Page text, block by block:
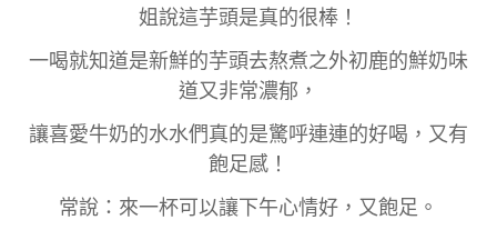
姐說這芋頭是真的很棒！
一喝就知道是新鮮的芋頭去熬煮之外初鹿的鮮奶味
道又非常濃郁，
讓喜愛牛奶的水水們真的是驚呼連連的好喝，又有
飽足感！
常說：來一杯可以讓下午心情好，又飽足。